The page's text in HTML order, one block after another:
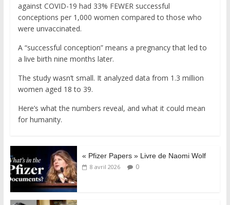
against COVID-19 had 33% FEWER successful
conceptions per 1,000 women compared to those who
were unvaccinated.
A “successful conception” means a pregnancy that led to
a live birth nine months later.
The study wasn’t small. It analyzed data from 1.3 million
women aged 18 to 39.
Here’s what the numbers reveal, and what it could mean
for humanity.
« Pfizer Papers » Livre de Naomi Wolf
8 avril 2026 0